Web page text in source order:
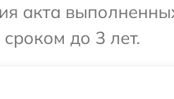
акта
до 3 лет.